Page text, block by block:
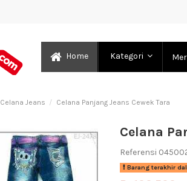
Home Kategori
Celana Jeans Celana Panjang Jeans Cewek Tara
Celana
Referensi
Barang terakhir